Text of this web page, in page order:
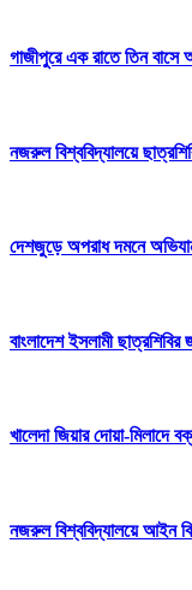
গাজীপুরে এক রাতে তিন বাসে
নজরুল বিশ্ববিদ্যালয়ে
দেশজুড়ে অপরাধ দমনে
বাংলাদেশ ইসলামী
খালেদা জিয়ার দোয়া-মিলাদে
নজরুল বিশ্ববিদ্যালয়ে আইন